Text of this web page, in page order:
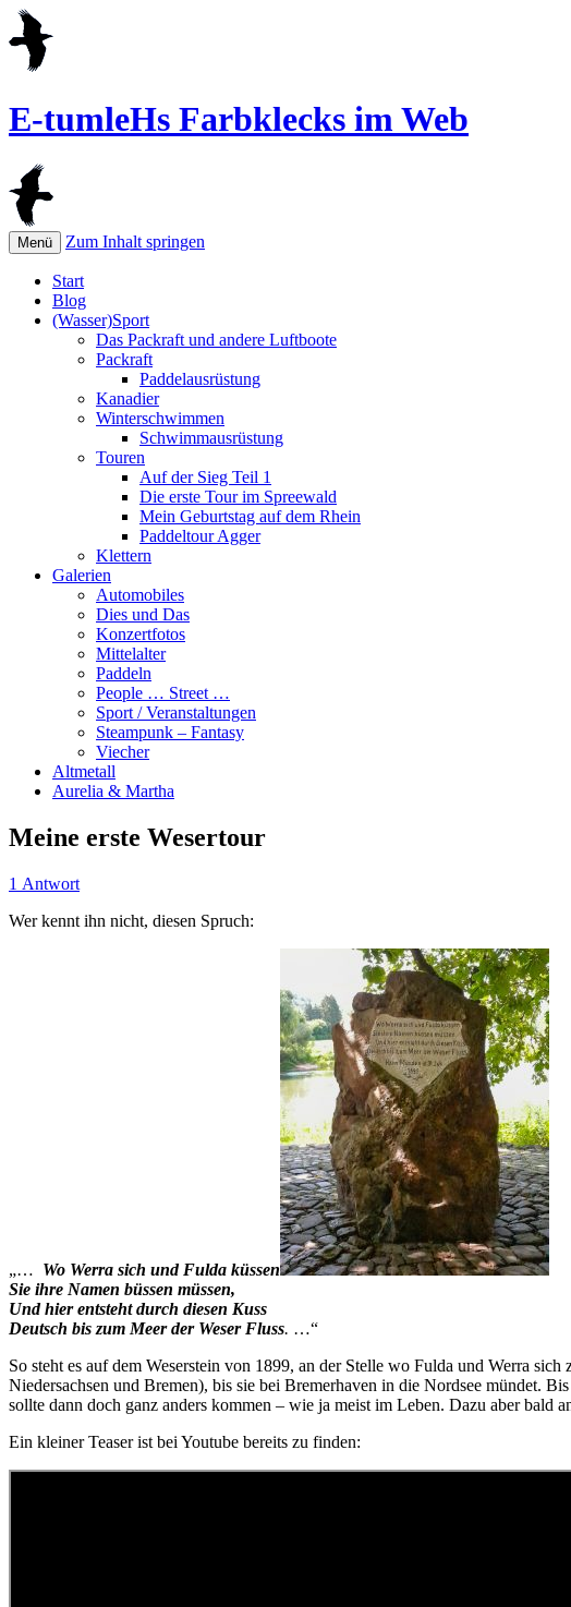
E-tumleHs Farbklecks im Web
Menü Zum Inhalt springen
Start
Blog
(Wasser)Sport
Das Packraft und andere Luftboote
Packraft
Paddelausrüstung
Kanadier
Winterschwimmen
Schwimmausrüstung
Touren
Auf der Sieg Teil 1
Die erste Tour im Spreewald
Mein Geburtstag auf dem Rhein
Paddeltour Agger
Klettern
Galerien
Automobiles
Dies und Das
Konzertfotos
Mittelalter
Paddeln
People … Street …
Sport / Veranstaltungen
Steampunk – Fantasy
Viecher
Altmetall
Aurelia & Martha
Meine erste Wesertour
1 Antwort
Wer kennt ihn nicht, diesen Spruch:
„… Wo Werra sich und Fulda küssen
Sie ihre Namen büssen müssen,
Und hier entsteht durch diesen Kuss
Deutsch bis zum Meer der Weser Fluss. …“
So steht es auf dem Weserstein von 1899, an der Stelle wo Fulda und Werra
Niedersachsen und Bremen), bis sie bei Bremerhaven in die Nordsee mündet.
sollte dann doch ganz anders kommen – wie ja meist im Leben. Dazu aber bald
Ein kleiner Teaser ist bei Youtube bereits zu finden: